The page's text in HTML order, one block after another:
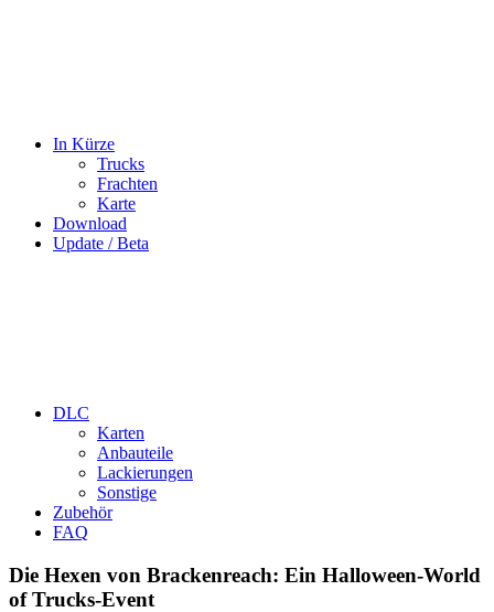
In Kürze
Trucks
Frachten
Karte
Download
Update / Beta
DLC
Karten
Anbauteile
Lackierungen
Sonstige
Zubehör
FAQ
Die Hexen von Brackenreach: Ein Halloween-World
of Trucks-Event